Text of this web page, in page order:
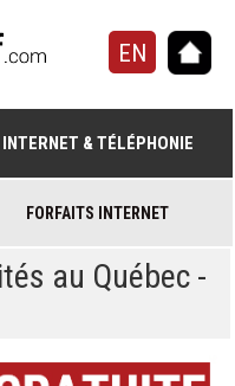
EN
INTERNET & TÉLÉPHONIE
FORFAITS INTERNET
au Québec -